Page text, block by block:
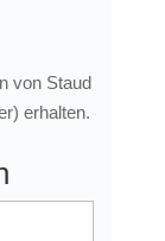
von Staud
erhalten.